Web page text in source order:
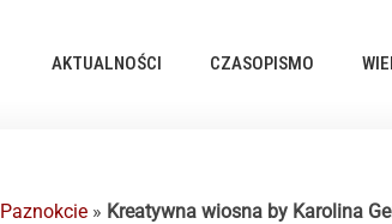
AKTUALNOŚCI CZASOPISMO
Paznokcie » Kreatywna wiosna by Karolina